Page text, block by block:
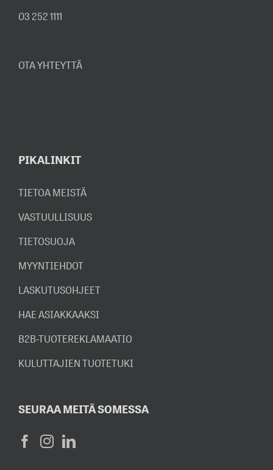
03 252 1111
OTA YHTEYTTÄ
PIKALINKIT
TIETOA MEISTÄ
VASTUULLISUUS
TIETOSUOJA
MYYNTIEHDOT
LASKUTUSOHJEET
HAE ASIAKKAAKSI
B2B-TUOTEREKLAMAATIO
KULUTTAJIEN TUOTETUKI
SEURAA MEITÄ SOMESSA